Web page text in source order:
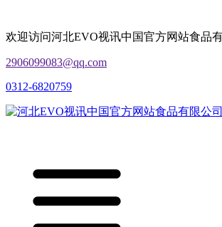
欢迎访问河北EVO视讯中国官方网站食品
2906099083@qq.com
0312-6820759